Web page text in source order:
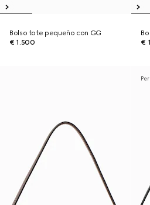
Bolso tote pequeño con GG
€ 1.500
€